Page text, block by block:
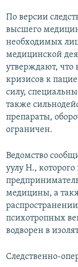
По версии
высшего
необходимых
медицинской
утверждают, что
кризисов к
силу,
также
препараты,
ограничен.
Ведомство
уулу Н.,
медицины, а
психотропных
водворен в
Следственно-